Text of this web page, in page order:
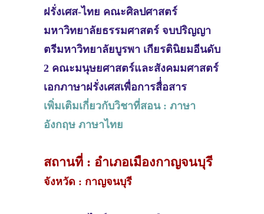
ฝรั่งเศส-ไทย คณะศิลปศาสตร์
มหาวิทยาลัยธรรมศาสตร์ จบปริญญา
ตรีมหาวิทยาลัยบูรพา เกียรตินิยมอีนดับ
2 คณะมนุษยศาสตร์และสังคมมศาสตร์
เอกภาษาฝรั่งเศสเพื่อการสื่่อสาร
เพิ่มเติมเกี่ยวกับวิชาที่สอน : ภาษา
อังกฤษ ภาษาไทย
สถานที่ : อำเภอเมืองกาญจนบุรี
จังหวัด : กาญจนบุรี